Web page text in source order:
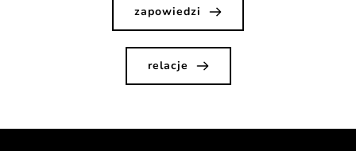
zapowiedzi
relacje